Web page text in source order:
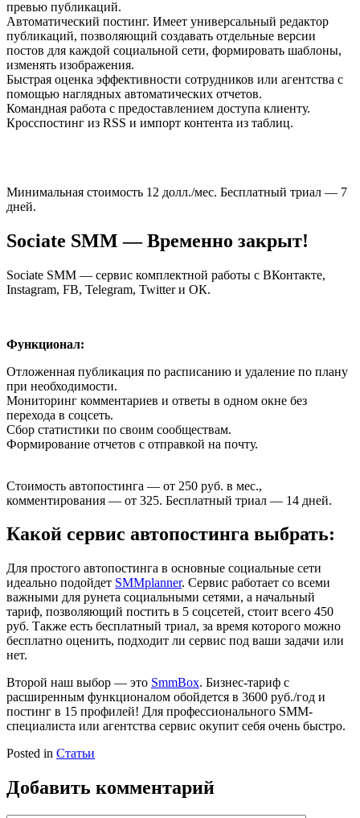
превью публикаций.
Автоматический постинг. Имеет универсальный редактор
публикаций, позволяющий создавать отдельные версии
постов для каждой социальной сети, формировать шаблоны,
изменять изображения.
Быстрая оценка эффективности сотрудников или агентства с
помощью наглядных автоматических отчетов.
Командная работа с предоставлением доступа клиенту.
Кросспостинг из RSS и импорт контента из таблиц.
Минимальная стоимость 12 долл./мес. Бесплатный триал — 7
дней.
Sociate SMM — Временно закрыт!
Sociate SMM — сервис комплектной работы с ВКонтакте,
Instagram, FB, Telegram, Twitter и ОК.
Функционал:
Отложенная публикация по расписанию и удаление по плану
при необходимости.
Мониторинг комментариев и ответы в одном окне без
перехода в соцсеть.
Сбор статистики по своим сообществам.
Формирование отчетов с отправкой на почту.
Стоимость автопостинга — от 250 руб. в мес.,
комментирования — от 325. Бесплатный триал — 14 дней.
Какой сервис автопостинга выбрать:
Для простого автопостинга в основные социальные сети
идеально подойдет SMMplanner. Сервис работает со всеми
важными для рунета социальными сетями, а начальный
тариф, позволяющий постить в 5 соцсетей, стоит всего 450
руб. Также есть бесплатный триал, за время которого можно
бесплатно оценить, подходит ли сервис под ваши задачи или
нет.
Второй наш выбор — это SmmBox. Бизнес-тариф с
расширенным функционалом обойдется в 3600 руб./год и
постинг в 15 профилей! Для профессионального SMM-
специалиста или агентства сервис окупит себя очень быстро.
Posted in Статьи
Добавить комментарий